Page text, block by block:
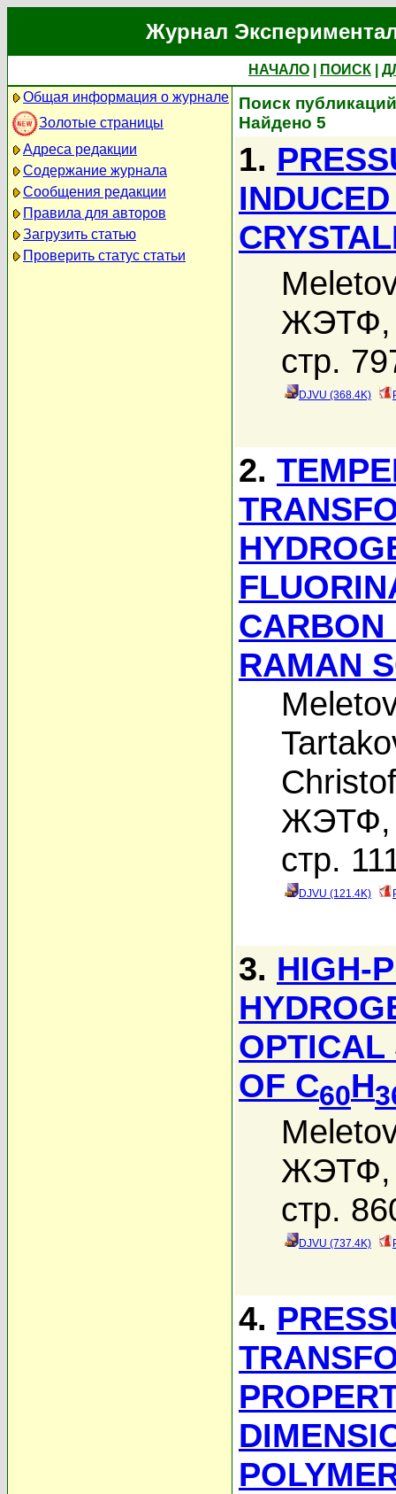
Журнал
НАЧАЛО ПОИСК
Общая информация о журнале
Золотые страницы
Адреса редакции
Содержание журнала
Сообщения редакции
Правила для авторов
Загрузить статью
Проверить статус статьи
Поиск
Найдено 5
1.
ЖЭТФ,
стр.
DJVU (368.4K)
2.
CARBON
RAMAN
ЖЭТФ,
стр.
DJVU (121.4K)
3. HIGH-
OPTICAL
OF C60H
ЖЭТФ,
стр.
DJVU (737.4K)
4.